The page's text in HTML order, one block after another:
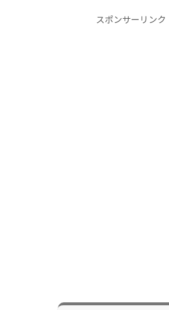
スポンサーリンク